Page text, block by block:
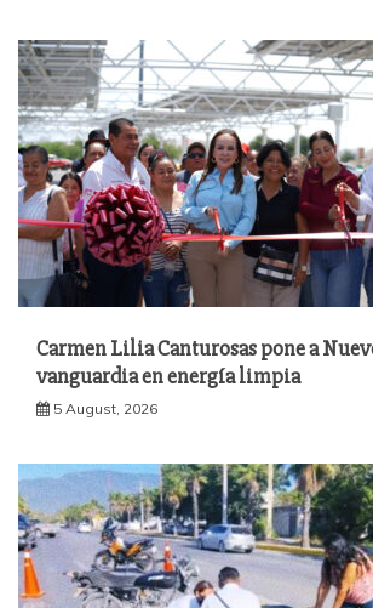
Carmen Lilia Canturosas pone a
vanguardia en energía limpia
5 August, 2026